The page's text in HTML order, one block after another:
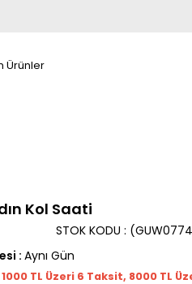
Ürünler
Kol Saati
STOK KODU
: Aynı Gün
TL Üzeri 6 Taksit, 8000 TL